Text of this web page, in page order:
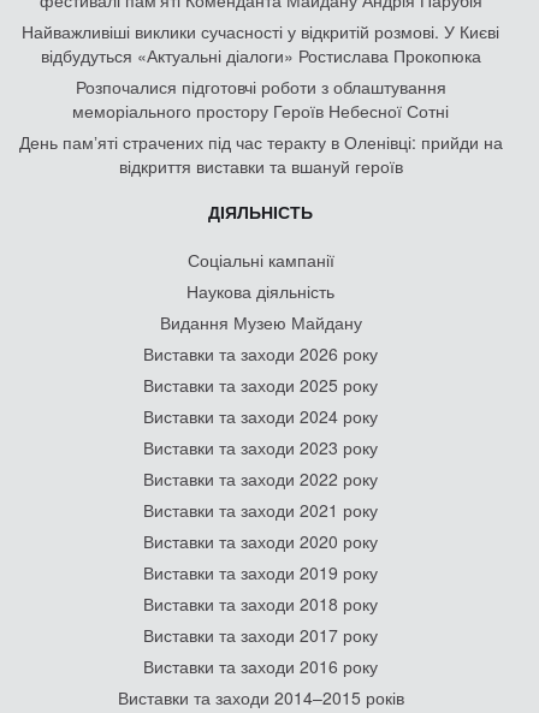
Найважливіші виклики сучасності у відкритій розмові. У Києві
відбудуться «Актуальні діалоги» Ростислава Прокопюка
Розпочалися підготовчі роботи з облаштування
меморіального простору Героїв Небесної Сотні
День памʼяті страчених під час теракту в Оленівці: прийди на
відкриття виставки та вшануй героїв
ДІЯЛЬНІСТЬ
Соціальні кампанії
Наукова діяльність
Видання Музею Майдану
Виставки та заходи 2026 року
Виставки та заходи 2025 року
Виставки та заходи 2024 року
Виставки та заходи 2023 року
Виставки та заходи 2022 року
Виставки та заходи 2021 року
Виставки та заходи 2020 року
Виставки та заходи 2019 року
Виставки та заходи 2018 року
Виставки та заходи 2017 року
Виставки та заходи 2016 року
Виставки та заходи 2014–2015 років